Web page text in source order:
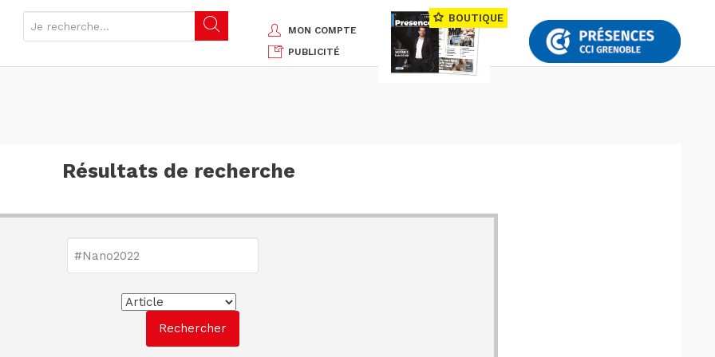
MON COMPTE
PUBLICITÉ
BOUTIQUE
Résultats de recherche